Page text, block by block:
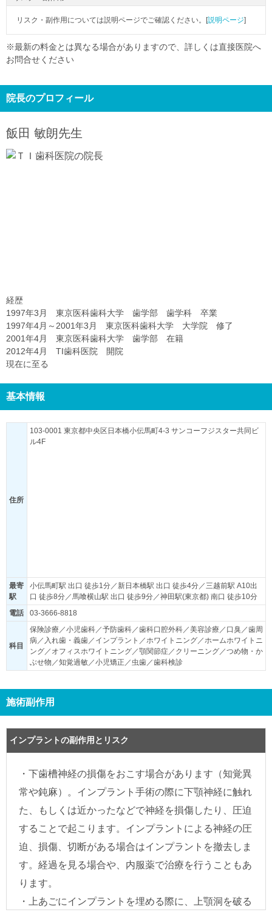
リスク・副作用については説明ページでご確認ください。[説明ページ]
※最新の料金とは異なる場合がありますので、詳しくは直接医院へ
お問合せください
院長のプロフィール
飯田 敏朗先生
経歴
1997年3月 東京医科歯科大学 歯学部 歯学科 卒業
1997年4月～2001年3月 東京医科歯科大学 大学院 修了
2001年4月 東京医科歯科大学 歯学部 在籍
2012年4月 TI歯科医院 開院
現在に至る
基本情報
住所
103-0001 東京都中央区日本橋小伝馬町4-3 サンコーフジスター共同ビ
ル4F
最寄
駅
小伝馬町駅 出口 徒歩1分／新日本橋駅 出口 徒歩4分／三越前駅 A10出
口 徒歩8分／馬喰横山駅 出口 徒歩9分／神田駅(東京都) 南口 徒歩10分
電話
03-3666-8818
科目
保険診療／小児歯科／予防歯科／歯科口腔外科／美容診療／口臭／歯周
病／入れ歯・義歯／インプラント／ホワイトニング／ホームホワイトニ
ング／オフィスホワイトニング／顎関節症／クリーニング／つめ物・か
ぶせ物／知覚過敏／小児矯正／虫歯／歯科検診
施術副作用